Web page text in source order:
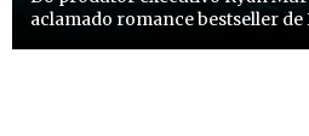
aclamado romance bestseller de